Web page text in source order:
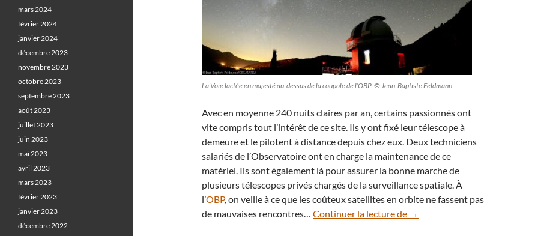
La Voie lactée en majesté au-dessus de la coupole de l’OBP. © Jean-Baptiste Feldmann
Avec en moyenne 240 nuits claires par an, certains passionnés ont
vite compris tout l’intérêt de ce site. Ils y ont fixé leur télescope à
demeure et le pilotent à distance depuis chez eux. Deux techniciens
salariés de l’Observatoire ont en charge la maintenance de ce
matériel. Ils sont également là pour assurer la bonne marche de
plusieurs télescopes privés chargés de la surveillance spatiale. À
l’OBP, on veille à ce que les coûteux satellites en orbite ne fassent pas
de mauvaises rencontres… Continuer la lecture de Observatoire des Baronnies
→
mars 2024
février 2024
janvier 2024
décembre 2023
novembre 2023
octobre 2023
septembre 2023
août 2023
juillet 2023
juin 2023
mai 2023
avril 2023
mars 2023
février 2023
janvier 2023
décembre 2022